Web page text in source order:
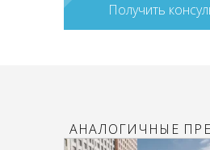
Получить
АНАЛОГИЧНЫЕ